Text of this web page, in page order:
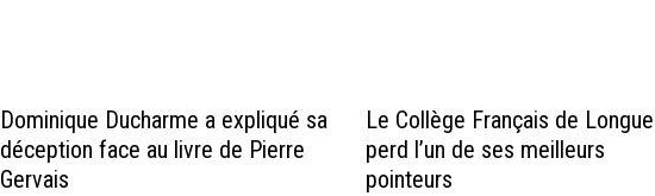
Dominique Ducharme a expliqué sa
déception face au livre de Pierre
Gervais
Le Collège Français de
perd l’un de ses meilleurs
pointeurs